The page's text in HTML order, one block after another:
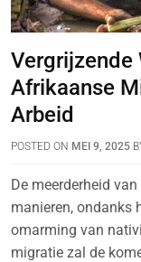
Vergrijzende
Afrikaanse
Arbeid
POSTED ON MEI 9, 2025
De meerderheid
manieren, ondanks
omarming van
migratie zal de